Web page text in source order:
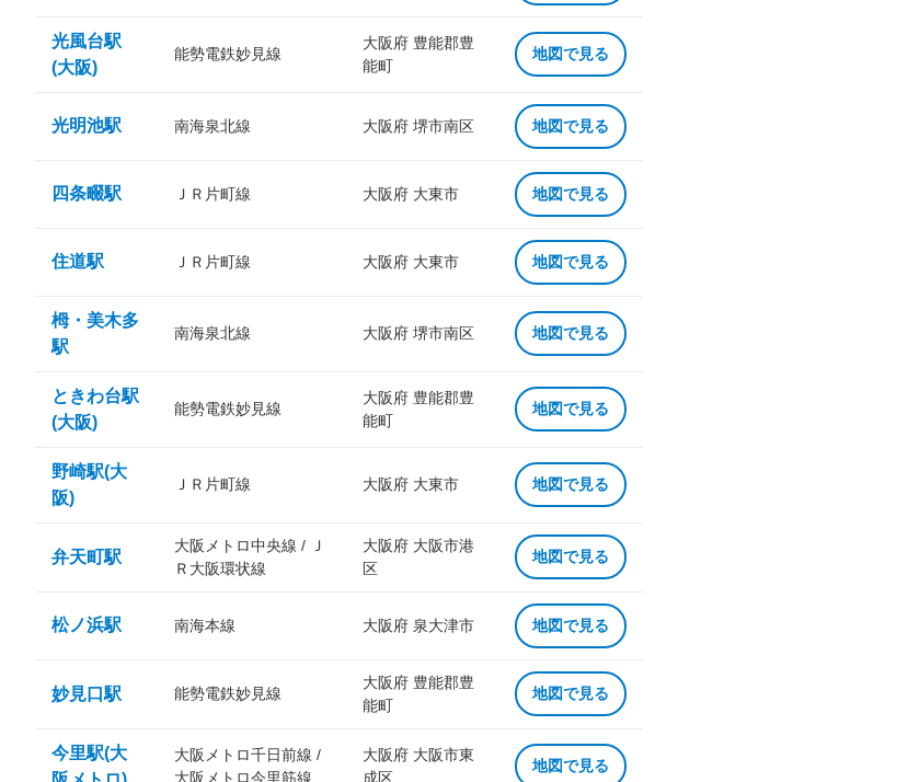
光風台駅
(大阪)
能勢電鉄妙見線
大阪府 豊能郡豊
能町
地図で見る
光明池駅 南海泉北線 大阪府 堺市南区 地図で見る
四条畷駅 ＪＲ片町線 大阪府 大東市 地図で見る
住道駅 ＪＲ片町線 大阪府 大東市 地図で見る
栂・美木多
駅
南海泉北線 大阪府 堺市南区 地図で見る
ときわ台駅
(大阪)
能勢電鉄妙見線
大阪府 豊能郡豊
能町
地図で見る
野崎駅(大
阪)
ＪＲ片町線 大阪府 大東市 地図で見る
弁天町駅
大阪メトロ中央線 / Ｊ
Ｒ大阪環状線
大阪府 大阪市港
区
地図で見る
松ノ浜駅 南海本線 大阪府 泉大津市 地図で見る
妙見口駅 能勢電鉄妙見線
大阪府 豊能郡豊
能町
地図で見る
今里駅(大
大阪メトロ千日前線 /
大阪メトロ今里筋線
大阪府 大阪市東
成区
地図で見る